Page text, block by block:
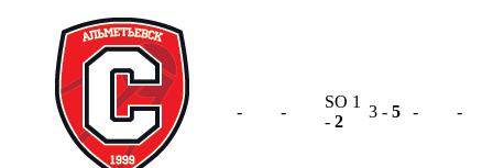
- -
SO 1
- 2
3 - 5 - -